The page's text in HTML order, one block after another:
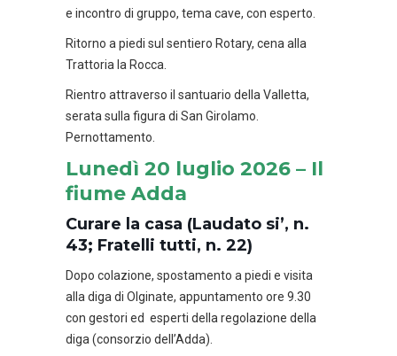
e incontro di gruppo, tema cave, con esperto.
Ritorno a piedi sul sentiero Rotary, cena alla
Trattoria la Rocca.
Rientro attraverso il santuario della Valletta,
serata sulla figura di San Girolamo.
Pernottamento.
Lunedì 20 luglio 2026 – Il
fiume Adda
Curare la casa (Laudato si’, n.
43; Fratelli tutti, n. 22)
Dopo colazione, spostamento a piedi e visita
alla diga di Olginate, appuntamento ore 9.30
con gestori ed esperti della regolazione della
diga (consorzio dell’Adda).